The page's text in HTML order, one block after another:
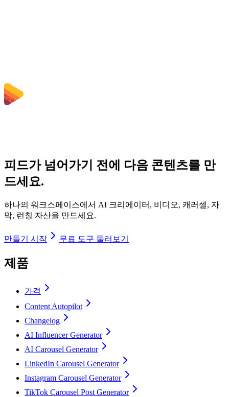
피드가 넘어가기 전에 다음 콘텐츠를 만
드세요.
하나의 워크스페이스에서 AI 크리에이터, 비디오, 캐러셀, 자
막, 런칭 자산을 만드세요.
만들기 시작 무료 도구 둘러보기
제품
가격
Content Autopilot
Changelog
AI Influencer Generator
AI Carousel Generator
LinkedIn Carousel Generator
Instagram Carousel Generator
TikTok Carousel Post Generator